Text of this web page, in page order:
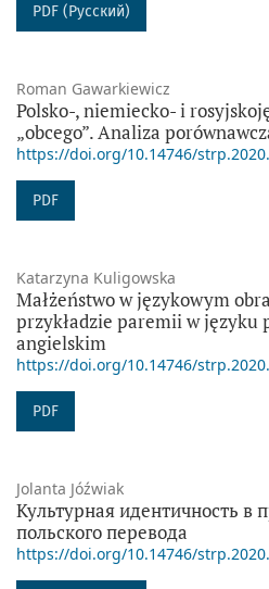
PDF (Русский)
Roman Gawarkiewicz
Polsko-, niemiecko- i
„obcego”. Analiza
https://doi.org/10.14746/
PDF
Katarzyna Kuligowska
Małżeństwo w językowym
przykładzie paremii w języku
angielskim
https://doi.org/10.14746/
PDF
Jolanta Jóźwiak
Культурная идентичность в
польского перевода
https://doi.org/10.14746/